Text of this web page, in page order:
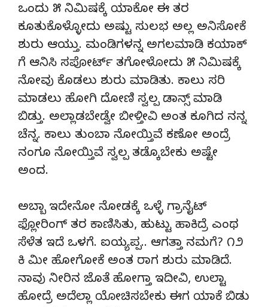
ಒಂದು ೫ ನಿಮಿಷಕ್ಕೆ ಯಾಕೋ ಈ ತರ
ಕೂತುಕೊಳ್ಳೋದು ಅಷ್ಟು ಸುಲಭ ಅಲ್ಲ ಅನಿಸೋಕೆ
ಶುರು ಆಯ್ತು. ಮಂಡಿಗಳನ್ನ ಅಗಲಮಾಡಿ ಕಯಾಕ್
ಗೆ ಆನಿಸಿ ಸಪೋರ್ಟ್ ತಗೋಳೋದು ೫ ನಿಮಿಷಕ್ಕೆ
ನೋವು ಕೊಡಲು ಶುರು ಮಾಡಿತು. ಕಾಲು ಸರಿ
ಮಾಡಲು ಹೋಗಿ ದೋಣಿ ಸ್ವಲ್ಪ ಡಾನ್ಸ್ ಮಾಡಿ
ಬಿಡ್ತು. ಅಲ್ಲಾಡಬೇಡ್ವೇ ಬೀಳ್ತೀವಿ ಅಂತ ಕೂಗಿದ ನನ್ನ
ಚೆನ್ನ. ಕಾಲು ತುಂಬಾ ನೋಯ್ತಿವೆ ಕಣೋ ಅಂದ್ರೆ
ನಂಗೂ ನೋಯ್ತಿವೆ ಸ್ವಲ್ಪ ತಡ್ಕೊಬೇಕು ಅಷ್ಟೇ
ಅಂದ.
ಅಬ್ಬಾ ಇದೇನೋ ನೋಡಕ್ಕೆ ಒಳ್ಳೆ ಗ್ರಾನೈಟ್
ಫ್ಲೋರಿಂಗ್ ತರ ಕಾಣಿಸಿತು, ಹುಟ್ಟು ಹಾಕಿದ್ರೆ ಎಂಥ
ಸೆಳೆತ ಇದೆ ಒಳಗೆ. ಐಯ್ಯಪ್ಪ.. ಆಗತ್ತಾ ನಮಗೆ? ೧೨
ಕಿ ಮೀ ಹೋಗೋಕೆ ಅಂತ ರಾಗ ಶುರು ಮಾಡಿದೆ.
ನಾವು ನೀರಿನ ಜೊತೆ ಹೋಗ್ತಾ ಇದೀವಿ, ಉಲ್ಟಾ
ಹೋದ್ರೆ ಅದೆಲ್ಲಾ ಯೋಚಿಸಬೇಕು ಈಗ ಯಾಕೆ ಬಿಡು